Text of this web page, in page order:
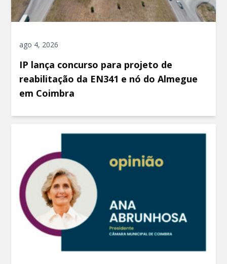
ago 4, 2026
IP lança concurso para projeto de
reabilitação da EN341 e nó do Almegue
em Coimbra